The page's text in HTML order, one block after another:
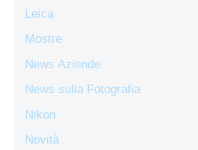
Leica
Mostre
News Aziende
News sulla Fotografia
Nikon
Novità